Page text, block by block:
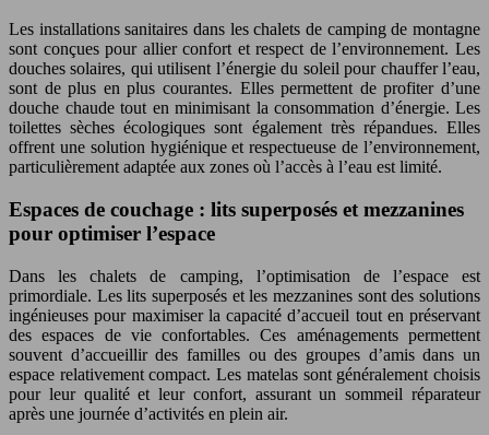
Les installations sanitaires dans les chalets de camping de montagne
sont conçues pour allier confort et respect de l’environnement. Les
douches solaires, qui utilisent l’énergie du soleil pour chauffer l’eau,
sont de plus en plus courantes. Elles permettent de profiter d’une
douche chaude tout en minimisant la consommation d’énergie. Les
toilettes sèches écologiques sont également très répandues. Elles
offrent une solution hygiénique et respectueuse de l’environnement,
particulièrement adaptée aux zones où l’accès à l’eau est limité.
Espaces de couchage : lits superposés et mezzanines
pour optimiser l’espace
Dans les chalets de camping, l’optimisation de l’espace est
primordiale. Les lits superposés et les mezzanines sont des solutions
ingénieuses pour maximiser la capacité d’accueil tout en préservant
des espaces de vie confortables. Ces aménagements permettent
souvent d’accueillir des familles ou des groupes d’amis dans un
espace relativement compact. Les matelas sont généralement choisis
pour leur qualité et leur confort, assurant un sommeil réparateur
après une journée d’activités en plein air.